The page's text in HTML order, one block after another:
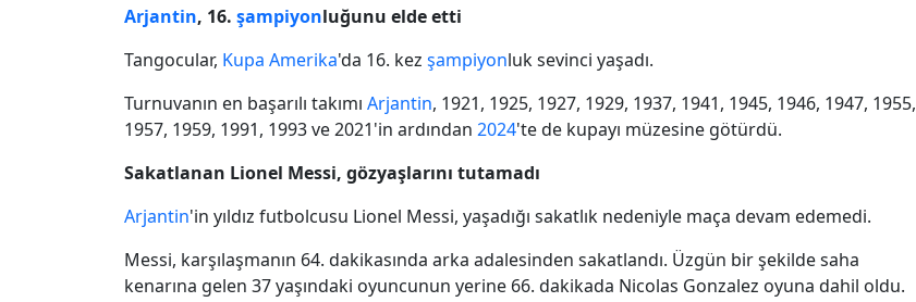
Arjantin, 16. şampiyonluğunu elde etti
Tangocular, Kupa Amerika'da 16. kez şampiyonluk sevinci yaşadı.
Turnuvanın en başarılı takımı Arjantin, 1921, 1925, 1927, 1929, 1937, 1941, 1945, 1946, 1947, 1955,
1957, 1959, 1991, 1993 ve 2021'in ardından 2024'te de kupayı müzesine götürdü.
Sakatlanan Lionel Messi, gözyaşlarını tutamadı
Arjantin'in yıldız futbolcusu Lionel Messi, yaşadığı sakatlık nedeniyle maça devam edemedi.
Messi, karşılaşmanın 64. dakikasında arka adalesinden sakatlandı. Üzgün bir şekilde saha
kenarına gelen 37 yaşındaki oyuncunun yerine 66. dakikada Nicolas Gonzalez oyuna dahil oldu.